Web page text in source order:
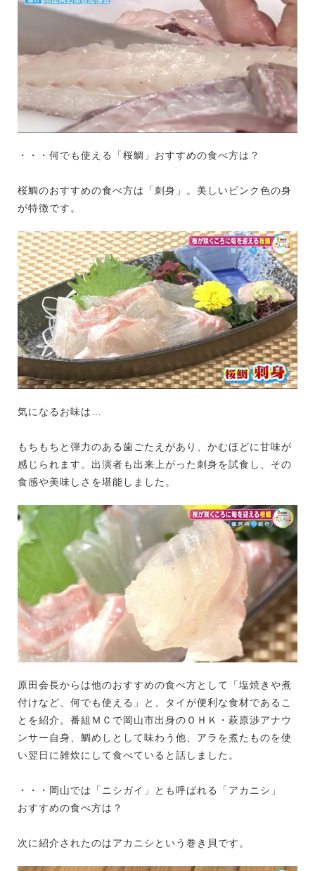
・・・何でも使える「桜鯛」おすすめの食べ方は？
桜鯛のおすすめの食べ方は「刺身」。美しいピンク色の身
が特徴です。
気になるお味は…
もちもちと弾力のある歯ごたえがあり、かむほどに甘味が
感じられます。出演者も出来上がった刺身を試食し、その
食感や美味しさを堪能しました。
原田会長からは他のおすすめの食べ方として「塩焼きや煮
付けなど、何でも使える」と、タイが便利な食材であるこ
とを紹介。番組ＭＣで岡山市出身のＯＨＫ・萩原渉アナウ
ンサー自身、鯛めしとして味わう他、アラを煮たものを使
い翌日に雑炊にして食べていると話しました。
・・・岡山では「ニシガイ」とも呼ばれる「アカニシ」
おすすめの食べ方は？
次に紹介されたのはアカニシという巻き貝です。